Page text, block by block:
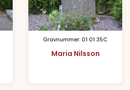
Gravnummer: 01 01 35C
Maria Nilsson